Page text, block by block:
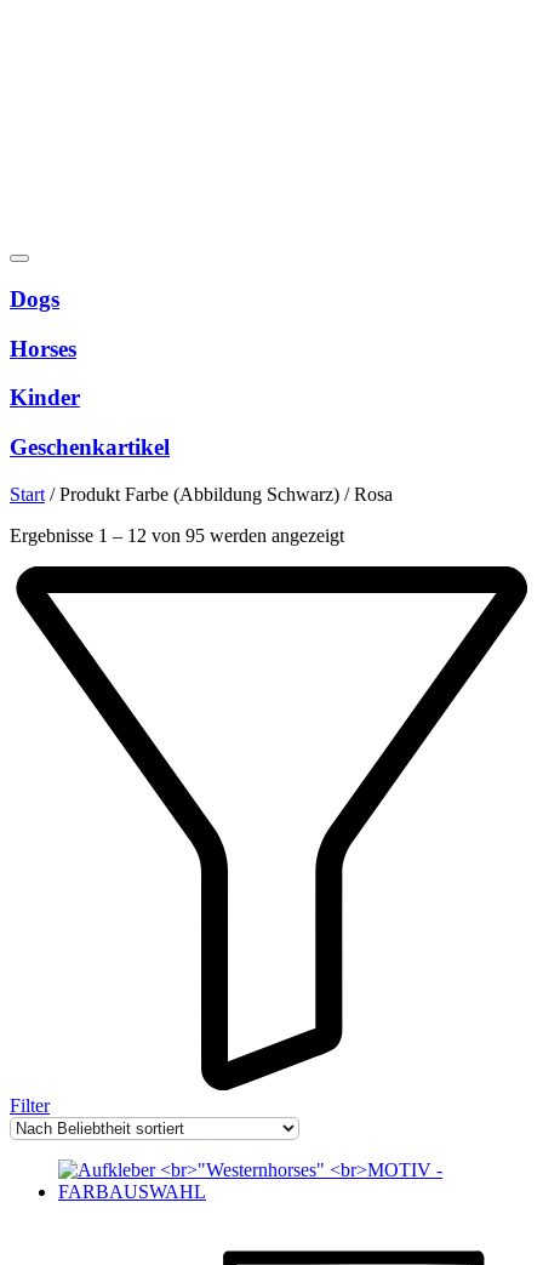
Dogs
Horses
Kinder
Geschenkartikel
Start /Produkt Farbe (Abbildung Schwarz) /Rosa
Ergebnisse 1 – 12 von 95 werden angezeigtNach
Filter